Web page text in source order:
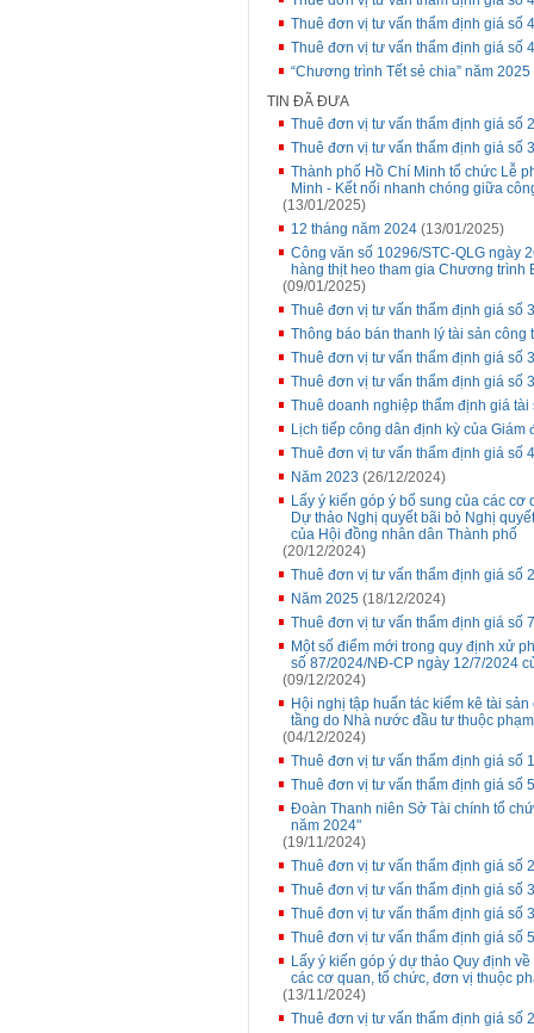
Thuê đơn vị tư vấn thẩm định giá số
Thuê đơn vị tư vấn thẩm định giá số
“Chương trình Tết sẻ chia” năm 2025
TIN ĐÃ ĐƯA
Thuê đơn vị tư vấn thẩm định giá số
Thuê đơn vị tư vấn thẩm định giá số
Thành phố Hồ Chí Minh tổ chức Lễ
Minh - Kết nối nhanh chóng giữa
(13/01/2025)
12 tháng năm 2024 (13/01/2025)
Công văn số 10296/STC-QLG ngày
hàng thịt heo tham gia Chương
(09/01/2025)
Thuê đơn vị tư vấn thẩm định giá số
Thông báo bán thanh lý tài sản công
Thuê đơn vị tư vấn thẩm định giá số
Thuê đơn vị tư vấn thẩm định giá số
Thuê doanh nghiệp thẩm định giá
Lịch tiếp công dân định kỳ của Giám
Thuê đơn vị tư vấn thẩm định giá số
Năm 2023 (26/12/2024)
Lấy ý kiến góp ý bổ sung của các
Dự thảo Nghị quyết bãi bỏ Nghị
của Hội đồng nhân dân Thành phố
(20/12/2024)
Thuê đơn vị tư vấn thẩm định giá số
Năm 2025 (18/12/2024)
Thuê đơn vị tư vấn thẩm định giá số
Một số điểm mới trong quy định xử
số 87/2024/NĐ-CP ngày 12/7/2024
(09/12/2024)
Hội nghị tập huấn tác kiểm kê tài
tầng do Nhà nước đầu tư thuộc
(04/12/2024)
Thuê đơn vị tư vấn thẩm định giá số
Thuê đơn vị tư vấn thẩm định giá số
Đoàn Thanh niên Sở Tài chính tổ
năm 2024"
(19/11/2024)
Thuê đơn vị tư vấn thẩm định giá số
Thuê đơn vị tư vấn thẩm định giá số
Thuê đơn vị tư vấn thẩm định giá số
Thuê đơn vị tư vấn thẩm định giá số
Lấy ý kiến góp ý dự thảo Quy định
các cơ quan, tổ chức, đơn vị thuộc
(13/11/2024)
Thuê đơn vị tư vấn thẩm định giá số